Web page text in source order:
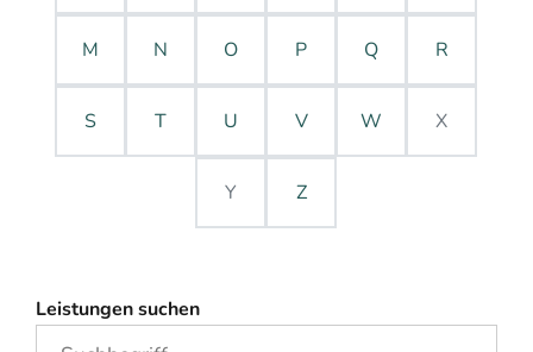
M N O P Q R
S T U V W X
Y Z
Leistungen suchen